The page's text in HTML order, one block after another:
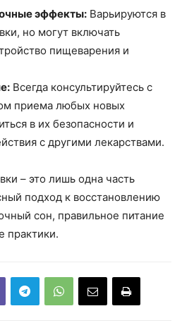
эффекты: Варьируются в
но могут включать
пищеварения и
Всегда консультируйтесь с
приема любых новых
в их безопасности и
с другими лекарствами.
– это лишь одна часть
подход к восстановлению
сон, правильное питание
практики.